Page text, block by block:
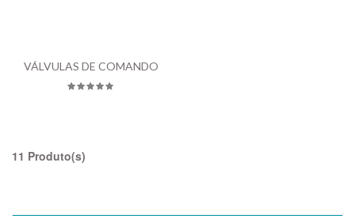
VÁLVULAS DE COMANDO
11 Produto(s)